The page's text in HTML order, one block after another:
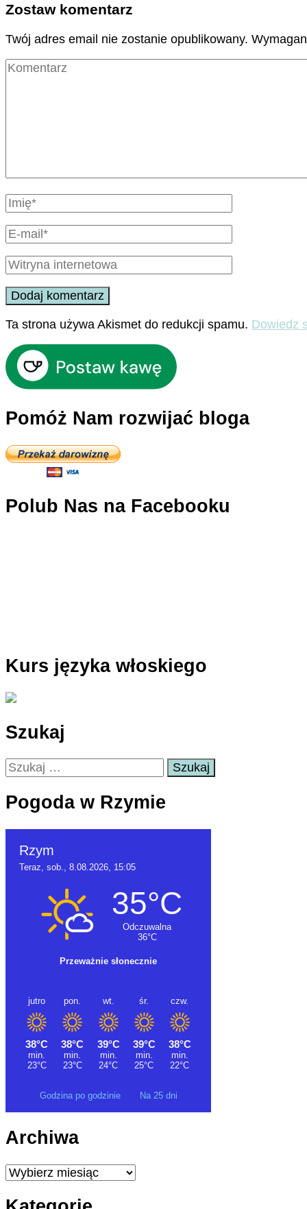
Zostaw komentarz
Twój adres email nie zostanie opublikowany.
Ta strona używa Akismet do redukcji spamu. Dowiedz
Pomóż Nam rozwijać bloga
Polub Nas na Facebooku
Kurs języka włoskiego
Szukaj
Szukaj:
Pogoda w Rzymie
Godzina po godzinie Na 25 dni
Archiwa
Archiwa